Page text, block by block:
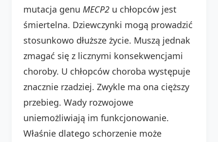
mutacja genu MECP2 u chłopców jest
śmiertelna. Dziewczynki mogą prowadzić
stosunkowo dłuższe życie. Muszą jednak
zmagać się z licznymi konsekwencjami
choroby. U chłopców choroba występuje
znacznie rzadziej. Zwykle ma ona cięższy
przebieg. Wady rozwojowe
uniemożliwiają im funkcjonowanie.
Właśnie dlatego schorzenie może